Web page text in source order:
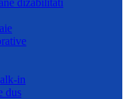
dizabilitati
in
dus